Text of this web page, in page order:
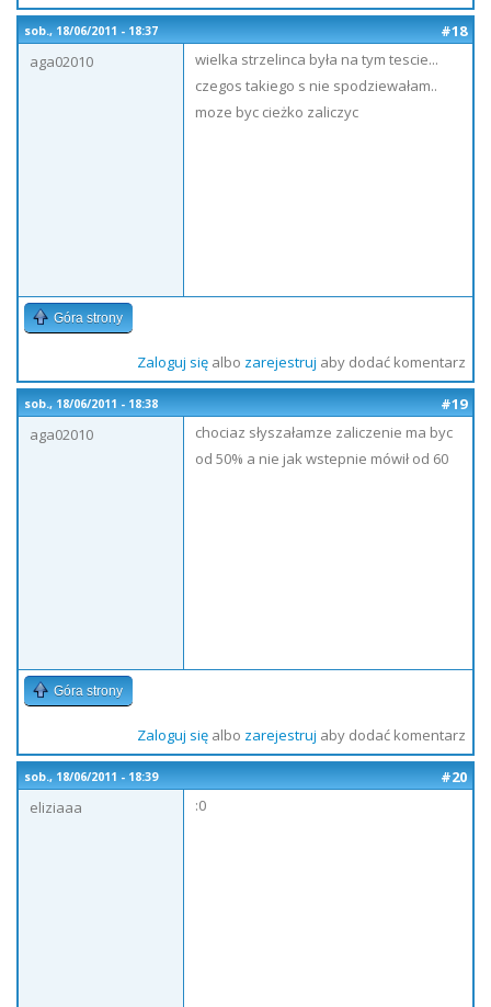
sob., 18/06/2011 - 18:37
#18
aga02010
wielka strzelinca była na tym tescie...
czegos takiego s nie spodziewałam..
moze byc cieżko zaliczyc
Góra strony
Zaloguj sięalbo zarejestruj aby dodać komentarz
sob., 18/06/2011 - 18:38
#19
aga02010
chociaz słyszałamze zaliczenie ma byc
od 50% a nie jak wstepnie mówił od 60
Góra strony
Zaloguj sięalbo zarejestruj aby dodać komentarz
sob., 18/06/2011 - 18:39
#20
eliziaaa
:0